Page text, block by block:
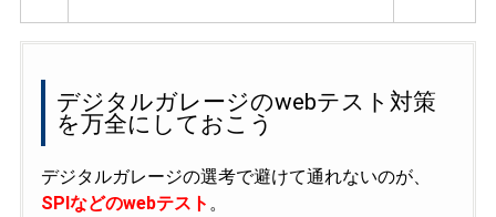
デジタルガレージのwebテスト対策
を万全にしておこう
デジタルガレージの選考で避けて通れないのが、
SPIなどのwebテスト 。